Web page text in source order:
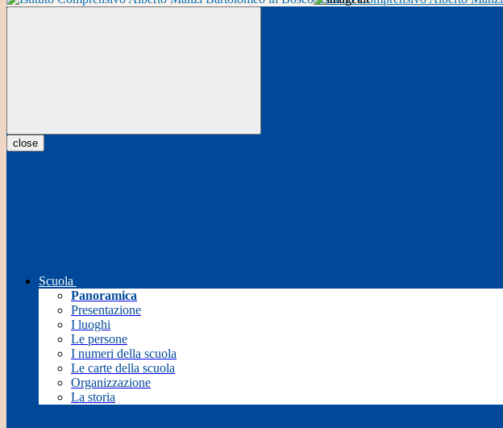
close
Scuola
Panoramica
Presentazione
I luoghi
Le persone
I numeri della scuola
Le carte della scuola
Organizzazione
La storia